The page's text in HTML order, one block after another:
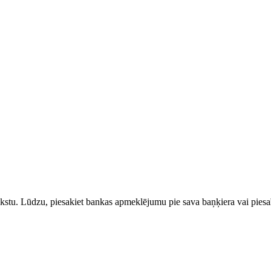
Lūdzu, piesakiet bankas apmeklējumu pie sava baņķiera vai